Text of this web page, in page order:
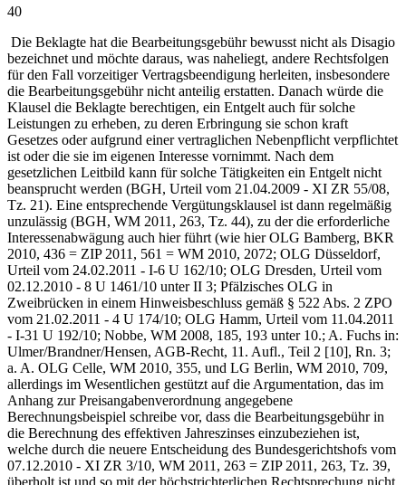
40
Die Beklagte hat die Bearbeitungsgebühr bewusst nicht als Disagio
bezeichnet und möchte daraus, was naheliegt, andere Rechtsfolgen
für den Fall vorzeitiger Vertragsbeendigung herleiten, insbesondere
die Bearbeitungsgebühr nicht anteilig erstatten. Danach würde die
Klausel die Beklagte berechtigen, ein Entgelt auch für solche
Leistungen zu erheben, zu deren Erbringung sie schon kraft
Gesetzes oder aufgrund einer vertraglichen Nebenpflicht verpflichtet
ist oder die sie im eigenen Interesse vornimmt. Nach dem
gesetzlichen Leitbild kann für solche Tätigkeiten ein Entgelt nicht
beansprucht werden (BGH, Urteil vom 21.04.2009 - XI ZR 55/08,
Tz. 21). Eine entsprechende Vergütungsklausel ist dann regelmäßig
unzulässig (BGH, WM 2011, 263, Tz. 44), zu der die erforderliche
Interessenabwägung auch hier führt (wie hier OLG Bamberg, BKR
2010, 436 = ZIP 2011, 561 = WM 2010, 2072; OLG Düsseldorf,
Urteil vom 24.02.2011 - I-6 U 162/10; OLG Dresden, Urteil vom
02.12.2010 - 8 U 1461/10 unter II 3; Pfälzisches OLG in
Zweibrücken in einem Hinweisbeschluss gemäß § 522 Abs. 2 ZPO
vom 21.02.2011 - 4 U 174/10; OLG Hamm, Urteil vom 11.04.2011
- I-31 U 192/10; Nobbe, WM 2008, 185, 193 unter 10.; A. Fuchs in:
Ulmer/Brandner/Hensen, AGB-Recht, 11. Aufl., Teil 2 [10], Rn. 3;
a. A. OLG Celle, WM 2010, 355, und LG Berlin, WM 2010, 709,
allerdings im Wesentlichen gestützt auf die Argumentation, das im
Anhang zur Preisangabenverordnung angegebene
Berechnungsbeispiel schreibe vor, dass die Bearbeitungsgebühr in
die Berechnung des effektiven Jahreszinses einzubeziehen ist,
welche durch die neuere Entscheidung des Bundesgerichtshofs vom
07.12.2010 - XI ZR 3/10, WM 2011, 263 = ZIP 2011, 263, Tz. 39,
überholt ist und so mit der höchstrichterlichen Rechtsprechung nicht